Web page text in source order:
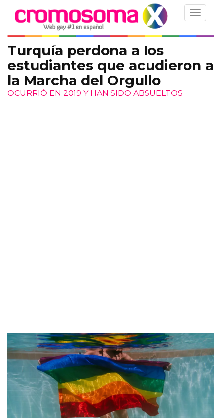
Toggle
Turquía perdona a los
estudiantes que acudieron a
la Marcha del Orgullo
OCURRIÓ EN 2019 Y HAN SIDO ABSUELTOS